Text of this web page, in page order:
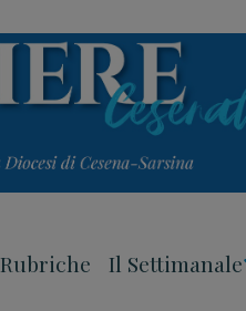
Rubriche Il Settimanale